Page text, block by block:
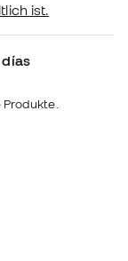
ist.